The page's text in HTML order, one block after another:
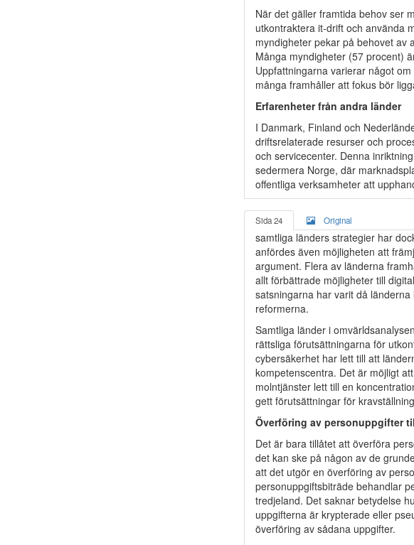
När det gäller framtida behov ser
utkontraktera it-drift och använda
myndigheter pekar på behovet av
Många myndigheter (57 procent)
Uppfattningarna varierar något
många framhåller att fokus bör
Erfarenheter från andra länder
I Danmark, Finland och
driftsrelaterade resurser och
och servicecenter. Denna
sedermera Norge, där
offentliga verksamheter att
Sida 24 Original
samtliga länders strategier har
anfördes även möjligheten att
argument. Flera av länderna
allt förbättrade möjligheter till
satsningarna har varit då
reformerna.
Samtliga länder i
rättsliga förutsättningarna för
cybersäkerhet har lett till att
kompetenscentra. Det är möjligt
molntjänster lett till en
gett förutsättningar för
Överföring av personuppgifter
Det är bara tillåtet att överföra
det kan ske på någon av de
att det utgör en överföring av
personuppgiftsbiträde behandlar
tredjeland. Det saknar betydelse
uppgifterna är krypterade eller
överföring av sådana uppgifter.